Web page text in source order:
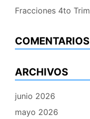
Fracciones 4to
ARCHIVOS
junio 2026
mayo 2026